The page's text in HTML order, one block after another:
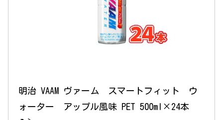
明治 VAAM ヴァーム　スマートフィット　ウ
ォーター　アップル風味 PET 500ml×24本